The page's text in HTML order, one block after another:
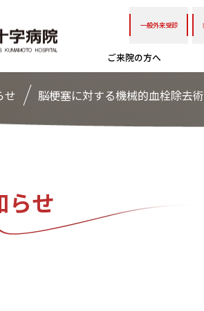
一般外来受診
ご来院の方へ
せ 脳梗塞に対する機械的血栓除去
らせ